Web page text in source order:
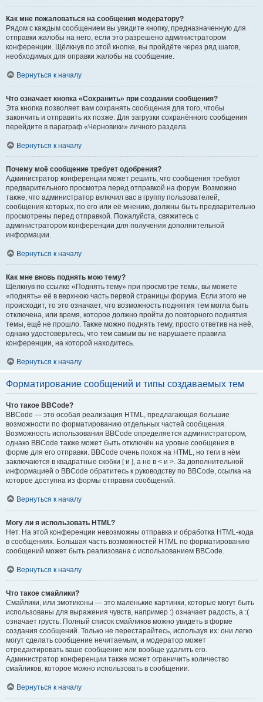
Как мне пожаловаться на сообщения модератору?
Рядом с каждым сообщением вы увидите кнопку, предназначенную для
отправки жалобы на него, если это разрешено администратором
конференции. Щёлкнув по этой кнопке, вы пройдёте через ряд шагов,
необходимых для оправки жалобы на сообщение.
Вернуться к началу
Что означает кнопка «Сохранить» при создании сообщения?
Эта кнопка позволяет вам сохранять сообщения для того, чтобы
закончить и отправить их позже. Для загрузки сохранённого сообщения
перейдите в параграф «Черновики» личного раздела.
Вернуться к началу
Почему моё сообщение требует одобрения?
Администратор конференции может решить, что сообщения требуют
предварительного просмотра перед отправкой на форум. Возможно
также, что администратор включил вас в группу пользователей,
сообщения которых, по его или её мнению, должны быть предварительно
просмотрены перед отправкой. Пожалуйста, свяжитесь с
администратором конференции для получения дополнительной
информации.
Вернуться к началу
Как мне вновь поднять мою тему?
Щёлкнув по ссылке «Поднять тему» при просмотре темы, вы можете
«поднять» её в верхнюю часть первой страницы форума. Если этого не
происходит, то это означает, что возможность поднятия тем могла быть
отключена, или время, которое должно пройти до повторного поднятия
темы, ещё не прошло. Также можно поднять тему, просто ответив на неё,
однако удостоверьтесь, что тем самым вы не нарушаете правила
конференции, на которой находитесь.
Вернуться к началу
Форматирование сообщений и типы создаваемых тем
Что такое BBCode?
BBCode — это особая реализация HTML, предлагающая большие
возможности по форматированию отдельных частей сообщения.
Возможность использования BBCode определяется администратором,
однако BBCode также может быть отключён на уровне сообщения в
форме для его отправки. BBCode очень похож на HTML, но теги в нём
заключаются в квадратные скобки [ и ], а не в < и >. За дополнительной
информацией о BBCode обратитесь к руководству по BBCode, ссылка на
которое доступна из формы отправки сообщений.
Вернуться к началу
Могу ли я использовать HTML?
Нет. На этой конференции невозможны отправка и обработка HTML-кода
в сообщениях. Большая часть возможностей HTML по форматированию
сообщений может быть реализована с использованием BBCode.
Вернуться к началу
Что такое смайлики?
Смайлики, или эмотиконы — это маленькие картинки, которые могут быть
использованы для выражения чувств, например :) означает радость, а :(
означает грусть. Полный список смайликов можно увидеть в форме
создания сообщений. Только не перестарайтесь, используя их: они легко
могут сделать сообщение нечитаемым, и модератор может
отредактировать ваше сообщение или вообще удалить его.
Администратор конференции также может ограничить количество
смайликов, которое можно использовать в сообщении.
Вернуться к началу